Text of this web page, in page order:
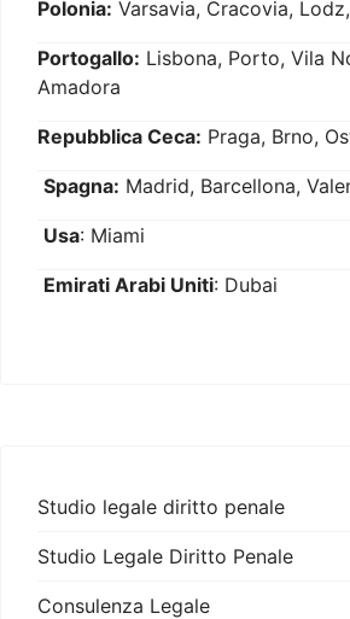
Polonia: Varsavia, Cracovia,
Portogallo: Lisbona, Porto, Vila
Amadora
Repubblica Ceca: Praga, Brno,
Spagna: Madrid, Barcellona,
Usa: Miami
Emirati Arabi Uniti: Dubai
Studio legale diritto penale
Studio Legale Diritto Penale
Consulenza Legale